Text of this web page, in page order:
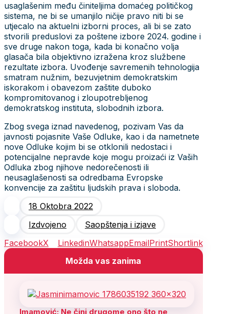
usaglašenim među činiteljima domaćeg političkog
sistema, ne bi se umanjilo ničije pravo niti bi se
utjecalo na aktuelni izborni proces, ali bi se zato
stvorili preduslovi za poštene izbore 2024. godine i
sve druge nakon toga, kada bi konačno volja
glasača bila objektivno izražena kroz službene
rezultate izbora. Uvođenje savremenih tehnologija
smatram nužnim, bezuvjetnim demokratskim
iskorakom i obavezom zaštite duboko
kompromitovanog i zloupotrebljenog
demokratskog instituta, slobodnih izbora.
Zbog svega iznad navedenog, pozivam Vas da
javnosti pojasnite Vaše Odluke, kao i da nametnete
nove Odluke kojim bi se otklonili nedostaci i
potencijalne nepravde koje mogu proizaći iz Vaših
Odluka zbog njihove nedorečenosti ili
neusaglašenosti sa odredbama Evropske
konvencije za zaštitu ljudskih prava i sloboda.
18 Oktobra 2022
Izdvojeno
Saopštenja i izjave
FacebookX LinkedinWhatsappEmailPrintShortlink
Možda vas zanima
Imamović: Ne čini drugome ono što ne